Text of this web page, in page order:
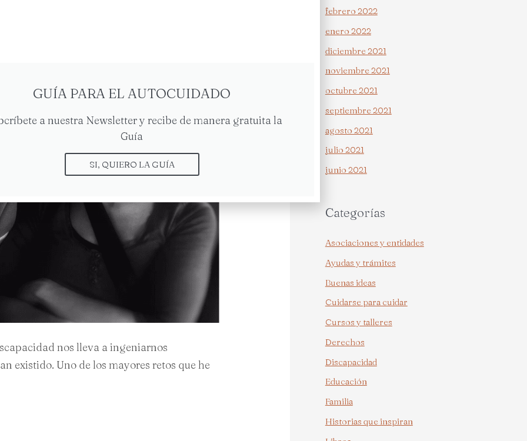
nos lleva a ingeniarnos
existido. Uno de los mayores retos que he
febrero 2022
enero 2022
diciembre 2021
noviembre 2021
octubre 2021
septiembre 2021
agosto 2021
julio 2021
junio 2021
Categorías
Asociaciones y entidades
Ayudas y trámites
Buenas ideas
Cuidarse para cuidar
Cursos y talleres
Derechos
Discapacidad
Educación
Familia
Historias que inspiran
GUÍA PARA EL AUTOCUIDADO
a nuestra Newsletter y recibe de manera gratuita la
Guía
SI, QUIERO LA GUÍA